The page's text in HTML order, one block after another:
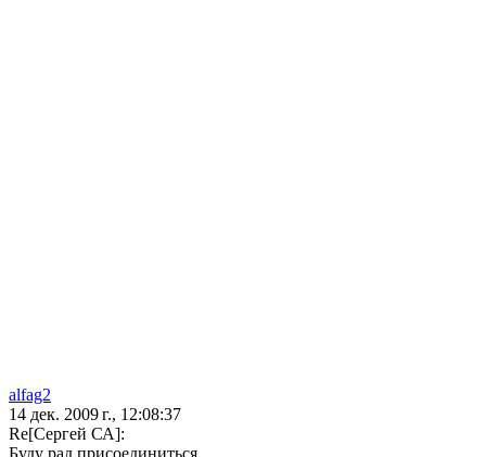
alfag2
14 дек. 2009 г., 12:08:37
Re[Сергей СА]: